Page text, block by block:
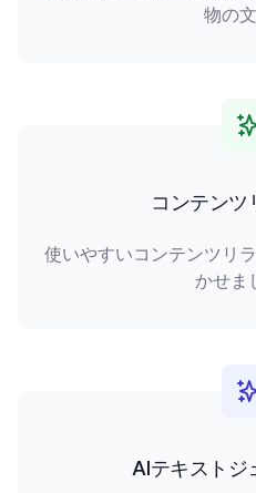
物の文
コンテンツ
使いやすいコンテンツリ
かせま
AIテキストジ